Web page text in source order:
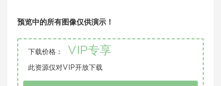
预览中的所有图像仅供演示！
下载价格： VIP专享
此资源仅对VIP开放下载